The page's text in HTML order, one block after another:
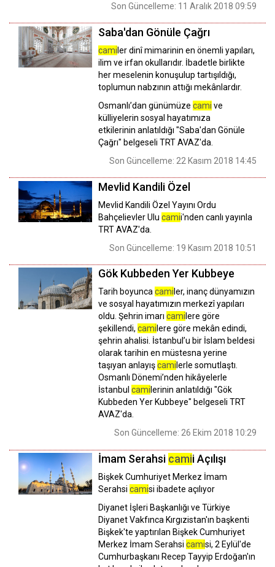
Son Güncelleme: 11 Aralık 2018 09:59
Saba'dan Gönüle Çağrı
cami ler dinî mimarinin en önemli yapıları,
ilim ve irfan okullarıdır. İbadetle birlikte
her meselenin konuşulup tartışıldığı,
toplumun nabzının attığı mekânlardır.
Osmanlı’dan günümüze cami ve
külliyelerin sosyal hayatımıza
etkilerinin anlatıldığı "Saba'dan Gönüle
Çağrı" belgeseli TRT AVAZ'da.
Son Güncelleme: 22 Kasım 2018 14:45
Mevlid Kandili Özel
Mevlid Kandili Özel Yayını Ordu
Bahçelievler Ulu camii'nden canlı yayınla
TRT AVAZ'da.
Son Güncelleme: 19 Kasım 2018 10:51
Gök Kubbeden Yer Kubbeye
Tarih boyuncacami ler, inanç dünyamızın
ve sosyal hayatımızın merkezî yapıları
oldu. Şehrin imarı cami lere göre
şekillendi, cami lere göre mekân edindi,
şehrin ahalisi. İstanbul’u bir İslam beldesi
olarak tarihin en müstesna yerine
taşıyan anlayışcami lerle somutlaştı.
Osmanlı Dönemi’nden hikâyelerle
İstanbul cami lerinin anlatıldığı "Gök
Kubbeden Yer Kubbeye" belgeseli TRT
AVAZ'da.
Son Güncelleme: 26 Ekim 2018 10:29
İmam Serahsi camii Açılışı
Bişkek Cumhuriyet Merkez İmam
Serahsi camisi ibadete açılıyor
Diyanet İşleri Başkanlığı ve Türkiye
Diyanet Vakfınca Kırgızistan'ın başkenti
Bişkek'te yaptırılan Bişkek Cumhuriyet
Merkez İmam Serahsi camisi, 2 Eylül'de
Cumhurbaşkanı Recep Tayyip Erdoğan'ın